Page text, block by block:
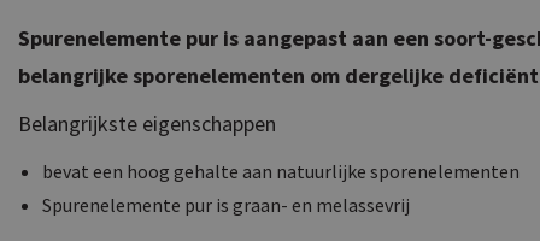
Spurenelemente pur is aangepast aan een soort-
belangrijke sporenelementen om dergelijke
Belangrijkste eigenschappen
bevat een hoog gehalte aan natuurlijke sporenelementen
Spurenelemente pur is graan- en melassevrij